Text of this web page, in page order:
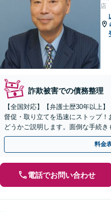
店
詐欺被害での債務整理
【全国対応】【弁護士歴30年以上
督促・取り立てを迅速にストップ
どうかご説明します。面倒な手続
まず、お気軽にご相談ください。【
料金
電話でお問い合わせ